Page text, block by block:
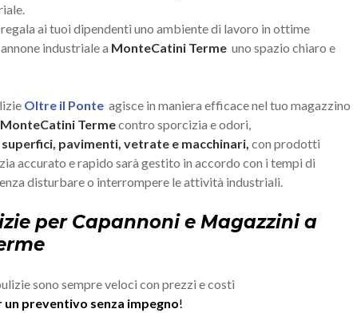
ai tuoi dipendenti uno ambiente di lavoro in ottime
industriale a MonteCatini Terme uno spazio chiaro e
Oltre il Ponte agisce in maniera efficace nel tuo magazzino
MonteCatini Termecontro sporcizia e odori,
pavimenti, vetrate e macchinari, con prodotti
accurato e rapido sarà gestito in accordo con i tempi di
disturbare o interrompere le attività industriali.
per Capannoni e Magazzini a
sono sempre veloci con prezzi e costi
preventivo senza impegno!